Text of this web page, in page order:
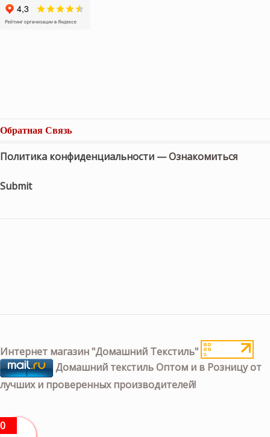
Обратная Связь
Политика конфиденциальности —Ознакомиться
Submit
Интернет магазин "Домашний Текстиль"
Домашний текстиль Оптом и в Розницу от
лучших и проверенных производителей!
0